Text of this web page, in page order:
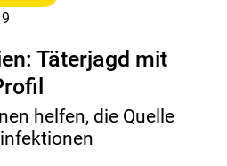
Täterjagd mit
helfen, die Quelle